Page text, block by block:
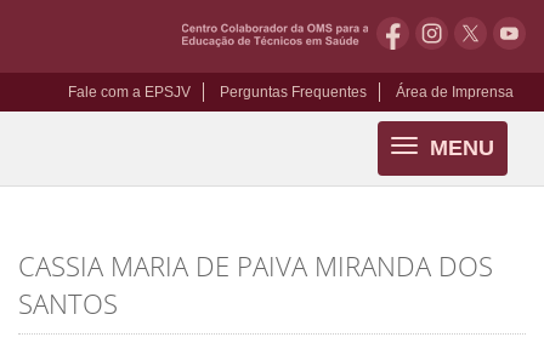
Fale com a EPSJV Perguntas Frequentes Área de Imprensa
MENU
Toggle
navigation
CASSIA MARIA DE PAIVA MIRANDA DOS
SANTOS